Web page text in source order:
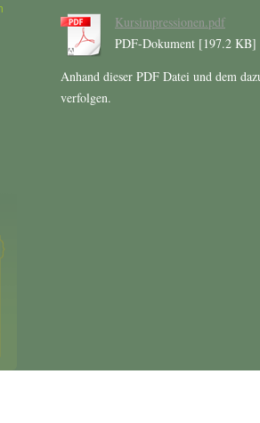
Kursimpressionen.pdf
PDF-Dokument [197.2 KB]
Anhand dieser PDF Datei und dem
verfolgen.